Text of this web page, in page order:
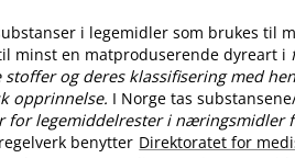
i legemidler som brukes til
minst en matproduserende dyreart i
og deres klassifisering med
opprinnelse. I Norge tas
for legemiddelrester i næringsmidler
benytter Direktoratet for